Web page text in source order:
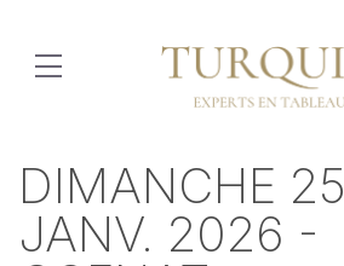
DIMANCHE 25
JANV. 2026 -